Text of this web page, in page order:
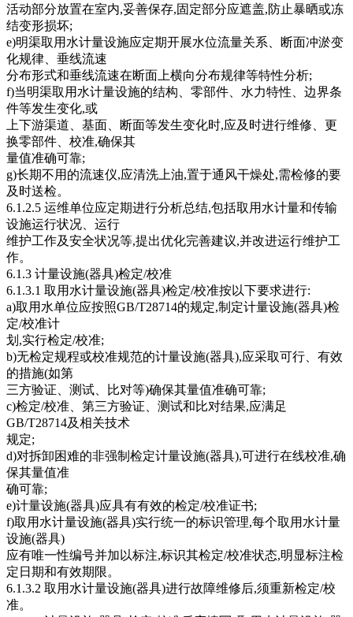
活动部分放置在室内,妥善保存,固定部分应遮盖,防止暴晒或冻
结变形损坏;
e)明渠取用水计量设施应定期开展水位流量关系、断面冲淤变
化规律、垂线流速
分布形式和垂线流速在断面上横向分布规律等特性分析;
f)当明渠取用水计量设施的结构、零部件、水力特性、边界条
件等发生变化,或
上下游渠道、基面、断面等发生变化时,应及时进行维修、更
换零部件、校准,确保其
量值准确可靠;
g)长期不用的流速仪,应清洗上油,置于通风干燥处,需检修的要
及时送检。
6.1.2.5 运维单位应定期进行分析总结,包括取用水计量和传输
设施运行状况、运行
维护工作及安全状况等,提出优化完善建议,并改进运行维护工
作。
6.1.3 计量设施(器具)检定/校准
6.1.3.1 取用水计量设施(器具)检定/校准按以下要求进行:
a)取用水单位应按照GB/T28714的规定,制定计量设施(器具)检
定/校准计
划,实行检定/校准;
b)无检定规程或校准规范的计量设施(器具),应采取可行、有效
的措施(如第
三方验证、测试、比对等)确保其量值准确可靠;
c)检定/校准、第三方验证、测试和比对结果,应满足
GB/T28714及相关技术
规定;
d)对拆卸困难的非强制检定计量设施(器具),可进行在线校准,确
保其量值准
确可靠;
e)计量设施(器具)应具有有效的检定/校准证书;
f)取用水计量设施(器具)实行统一的标识管理,每个取用水计量
设施(器具)
应有唯一性编号并加以标注,标识其检定/校准状态,明显标注检
定日期和有效期限。
6.1.3.2 取用水计量设施(器具)进行故障维修后,须重新检定/校
准。